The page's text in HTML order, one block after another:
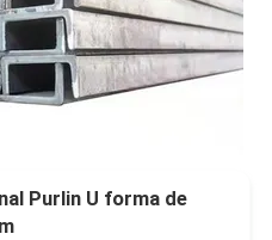
Purlin U forma de